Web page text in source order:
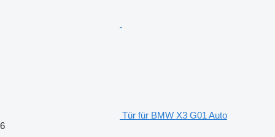
Tür für BMW X3 G01 Auto
6